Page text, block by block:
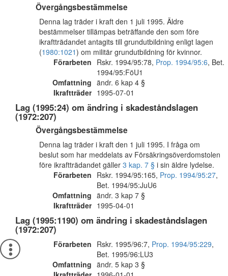
Övergångsbestämmelse
Denna lag träder i kraft den 1 juli 1995. Äldre
bestämmelser tillämpas beträffande den som före
ikraftträdandet antagits till grundutbildning enligt lagen
(1980:1021) om militär grundutbildning för kvinnor.
Förarbeten Rskr. 1994/95:78, Prop. 1994/95:6, Bet.
1994/95:FöU1
Omfattning ändr. 6 kap 4 §
Ikraftträder 1995-07-01
Lag (1995:24) om ändring i skadeståndslagen
(1972:207)
Övergångsbestämmelse
Denna lag träder i kraft den 1 juli 1995. I fråga om
beslut som har meddelats av Försäkringsöverdomstolen
före ikraftträdandet gäller 3 kap. 7 § i sin äldre lydelse.
Förarbeten Rskr. 1994/95:165, Prop. 1994/95:27,
Bet. 1994/95:JuU6
Omfattning ändr. 3 kap 7 §
Ikraftträder 1995-04-01
Lag (1995:1190) om ändring i skadeståndslagen
(1972:207)
Förarbeten Rskr. 1995/96:7, Prop. 1994/95:229,
Bet. 1995/96:LU3
Omfattning ändr. 5 kap 3 §